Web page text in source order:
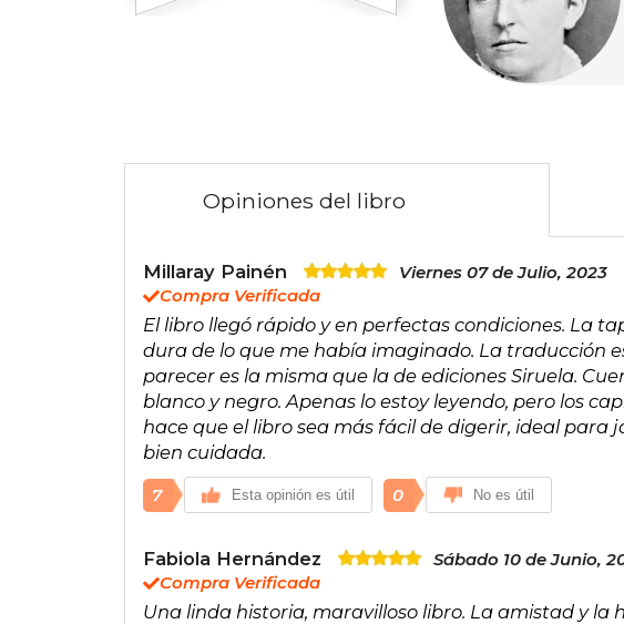
Opiniones del libro
Millaray Painén
Viernes 07 de Julio, 2023
Compra Verificada
El libro llegó rápido y en perfectas condiciones. La
dura de lo que me había imaginado. La traducción
parecer es la misma que la de ediciones Siruela.
blanco y negro. Apenas lo estoy leyendo, pero los
hace que el libro sea más fácil de digerir, ideal para
bien cuidada.
7 Esta opinión es útil 0 No es útil
Fabiola Hernández
Sábado 10 de Junio,
Compra Verificada
Una linda historia, maravilloso libro. La amistad y la